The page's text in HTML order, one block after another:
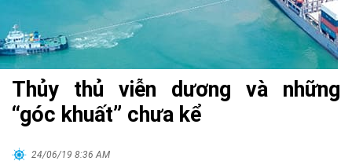
Thủy thủ viễn dương và những
“góc khuất” chưa kể
24/06/19 8:36 AM